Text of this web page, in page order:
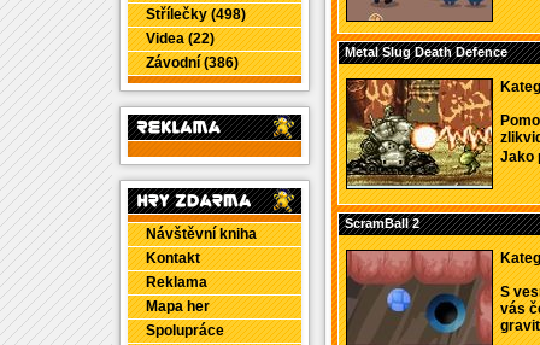
Střílečky (498)
Videa (22)
Závodní (386)
Návštěvní kniha
Kontakt
Reklama
Mapa her
Spolupráce
Metal Slug Death Defence
Jako
ScramBall 2
S
vás